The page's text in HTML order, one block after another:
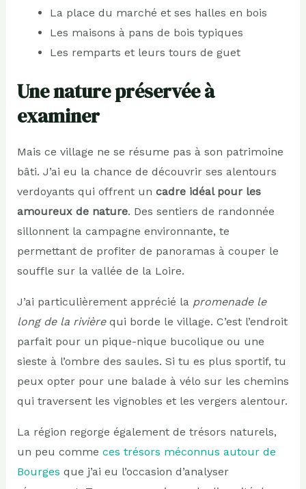
La place du marché et ses halles en bois
Les maisons à pans de bois typiques
Les remparts et leurs tours de guet
Une nature préservée à
examiner
Mais ce village ne se résume pas à son patrimoine
bâti. J’ai eu la chance de découvrir ses alentours
verdoyants qui offrent un cadre idéal pour les
amoureux de nature. Des sentiers de randonnée
sillonnent la campagne environnante, te
permettant de profiter de panoramas à couper le
souffle sur la vallée de la Loire.
J’ai particulièrement apprécié la promenade le
long de la rivièrequi borde le village. C’est l’endroit
parfait pour un pique-nique bucolique ou une
sieste à l’ombre des saules. Si tu es plus sportif, tu
peux opter pour une balade à vélo sur les chemins
qui traversent les vignobles et les vergers alentour.
La région regorge également de trésors naturels,
un peu comme ces trésors méconnus autour de
Bourges que j’ai eu l’occasion d’analyser